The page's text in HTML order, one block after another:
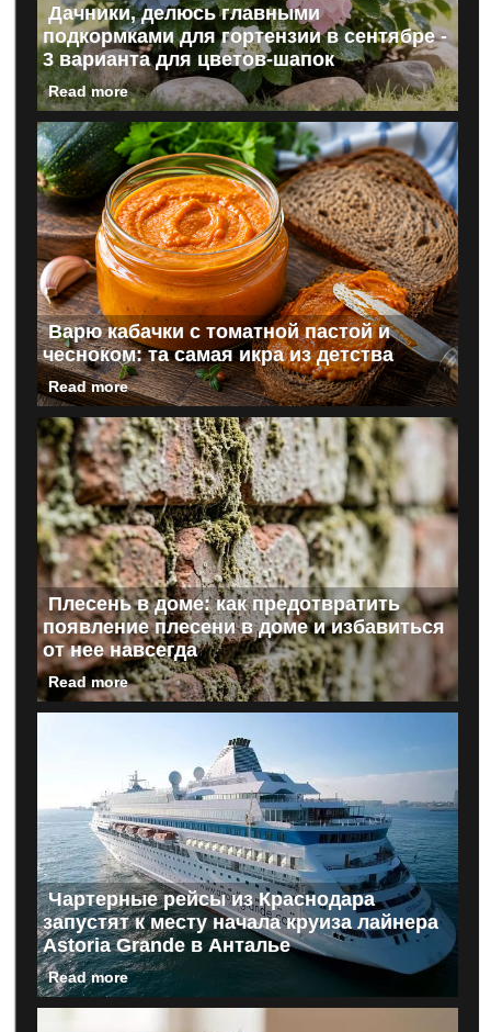
Дачники, делюсь главными
подкормками для гортензии в сентябре -
3 варианта для цветов-шапок
Read more
Варю кабачки с томатной пастой и
чесноком: та самая икра из детства
Read more
Плесень в доме: как предотвратить
появление плесени в доме и избавиться
от нее навсегда
Read more
Чартерные рейсы из Краснодара
запустят к месту начала круиза лайнера
Astoria Grande в Анталье
Read more